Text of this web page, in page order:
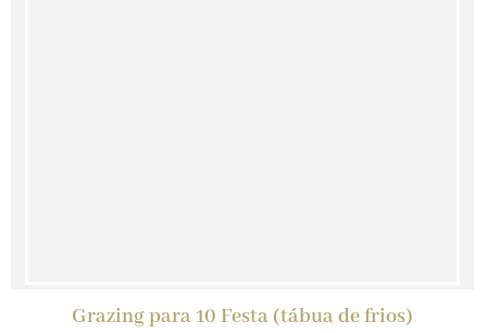
Grazing para 10 Festa (tábua de frios)